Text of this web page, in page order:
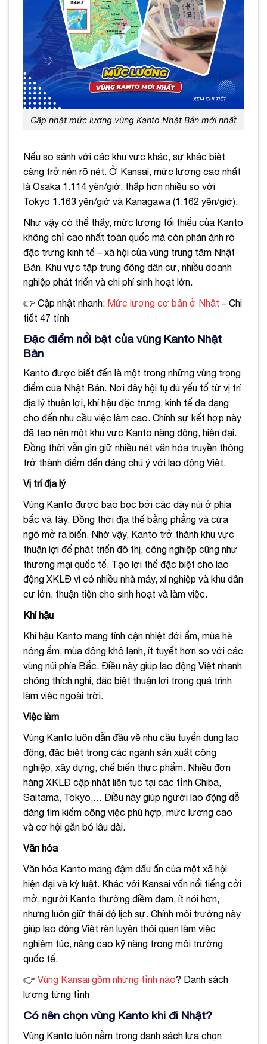
Cập nhật mức lương vùng Kanto Nhật Bản mới nhất
Nếu so sánh với các khu vực khác, sự khác biệt
càng trở nên rõ nét. Ở Kansai, mức lương cao nhất
là Osaka 1.114 yên/giờ, thấp hơn nhiều so với
Tokyo 1.163 yên/giờ và Kanagawa (1.162 yên/giờ).
Như vậy có thể thấy, mức lương tối thiểu của Kanto
không chỉ cao nhất toàn quốc mà còn phản ánh rõ
đặc trưng kinh tế – xã hội của vùng trung tâm Nhật
Bản. Khu vực tập trung đông dân cư, nhiều doanh
nghiệp phát triển và chi phí sinh hoạt lớn.
👉 Cập nhật nhanh: Mức lương cơ bản ở Nhật – Chi
tiết 47 tỉnh
Đặc điểm nổi bật của vùng Kanto Nhật
Bản
Kanto được biết đến là một trong những vùng trọng
điểm của Nhật Bản. Nơi đây hội tụ đủ yếu tố từ vị trí
địa lý thuận lợi, khí hậu đặc trưng, kinh tế đa dạng
cho đến nhu cầu việc làm cao. Chính sự kết hợp này
đã tạo nên một khu vực Kanto năng động, hiện đại.
Đồng thời vẫn gìn giữ nhiều nét văn hóa truyền thông
trở thành điểm đến đáng chú ý với lao động Việt.
Vị trí địa lý
Vùng Kanto được bao bọc bởi các dãy núi ở phía
bắc và tây. Đồng thời địa thế bằng phẳng và cửa
ngõ mở ra biển. Nhờ vậy, Kanto trở thành khu vực
thuận lợi để phát triển đô thị, công nghiệp cũng như
thương mại quốc tế. Tạo lợi thế đặc biệt cho lao
động XKLĐ vì có nhiều nhà máy, xí nghiệp và khu dân
cư lớn, thuận tiện cho sinh hoạt và làm việc.
Khí hậu
Khí hậu Kanto mang tính cận nhiệt đới ẩm, mùa hè
nóng ẩm, mùa đông khô lạnh, ít tuyết hơn so với các
vùng núi phía Bắc. Điều này giúp lao động Việt nhanh
chóng thích nghi, đặc biệt thuận lợi trong quá trình
làm việc ngoài trời.
Việc làm
Vùng Kanto luôn dẫn đầu về nhu cầu tuyển dụng lao
động, đặc biệt trong các ngành sản xuất công
nghiệp, xây dựng, chế biến thực phẩm. Nhiều đơn
hàng XKLĐ cập nhật liên tục tại các tỉnh Chiba,
Saitama, Tokyo,… Điều này giúp người lao động dễ
dàng tìm kiếm công việc phù hợp, mức lương cao
và cơ hội gắn bó lâu dài.
Văn hóa
Văn hóa Kanto mang đậm dấu ấn của một xã hội
hiện đại và kỷ luật. Khác với Kansai vốn nổi tiếng cởi
mở, người Kanto thường điềm đạm, ít nói hơn,
nhưng luôn giữ thái độ lịch sự. Chính môi trường này
giúp lao động Việt rèn luyện thói quen làm việc
nghiêm túc, nâng cao kỹ năng trong môi trường
quốc tế.
👉 Vùng Kansai gồm những tỉnh nào? Danh sách
lương từng tỉnh
Có nên chọn vùng Kanto khi đi Nhật?
Vùng Kanto luôn nằm trong danh sách lựa chọn